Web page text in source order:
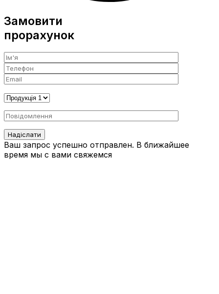
Замовити
прорахунок
Ваш запрос успешно отправлен. В ближайшее
время мы с вами свяжемся